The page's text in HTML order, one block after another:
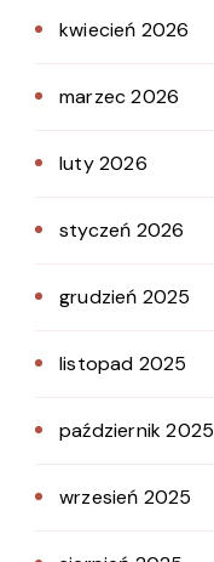
kwiecień 2026
marzec 2026
luty 2026
styczeń 2026
grudzień 2025
listopad 2025
październik 2025
wrzesień 2025